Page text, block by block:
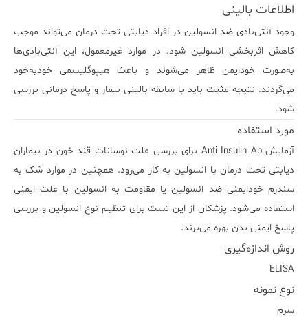
اطلاعات بالینی
وجود آنتی‌بادی ضد انسولین در افراد دیابتی تحت درمان می‌تواند موجب
کاهشاثربخشیانسولینشود. در موارد غیرمعمول، این آنتی‌بادی‌ها
به‌صورت خودایمنظاهر می‌شوند و باعث هیپوگلیسمی خودبه‌خود
می‌گردند. نتیجه مثبت باید با سابقه بالینی بیمار و پاسخ درمانی بررسی
شود.
مورد استفاده
آزمایش Anti Insulin Ab برای بررسی علت نوسانات قند خون در بیماران
دیابتیتحت درمان با انسولین بهکار می‌رود. همچنین در موارد شک به
سندرم خودایمنیضد انسولین یا مقاومت بهانسولین با علت ایمنی
استفاده می‌شود. پزشکاناز این تست برایتنظیم نوع انسولینو بررسی
پاسخ ایمنی بدن بهره می‌برند.
روش اندازه‌گیری
ELISA
نوع نمونه
سرم